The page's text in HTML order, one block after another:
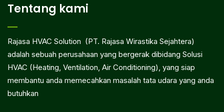
Tentang kami
Rajasa HVAC Solution (PT. Rajasa Wirastika Sejahtera)
adalah sebuah perusahaan yang bergerak dibidang Solusi
HVAC (Heating, Ventilation, Air Conditioning), yang siap
membantu anda memecahkan masalah tata udara yang anda
butuhkan